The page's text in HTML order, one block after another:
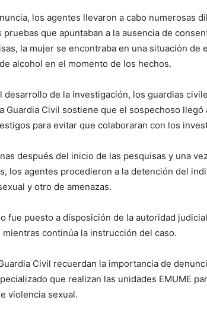
los agentes llevaron a cabo numerosas
que apuntaban a la ausencia de
la mujer se encontraba en una situación de
alcohol en el momento de los hechos.
desarrollo de la investigación, los guardias
Guardia Civil sostiene que el sospechoso
para evitar que colaboraran con los
después del inicio de las pesquisas y una
los agentes procedieron a la detención del
y otro de amenazas.
fue puesto a disposición de la autoridad
continúa la instrucción del caso.
Civil recuerdan la importancia de
que realizan las unidades EMUME
violencia sexual.